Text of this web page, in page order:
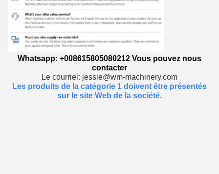
Whatsapp: +008615805080212 Vous pouvez nous
contacter
Le courriel: jessie@wm-machinery.com
Les produits de la catégorie 1 doivent être présentés
sur le site Web de la société.